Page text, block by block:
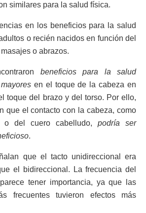
similares para la salud física.
en los beneficios para la salud
o recién nacidos en función del
o abrazos.
beneficios para la salud
en el toque de la cabeza en
toque del brazo y del torso. Por ello,
que el contacto con la cabeza, como
o del cuero cabelludo, podría ser
.
que el tacto unidireccional era
el bidireccional. La frecuencia del
tener importancia, ya que las
frecuentes tuvieron efectos más